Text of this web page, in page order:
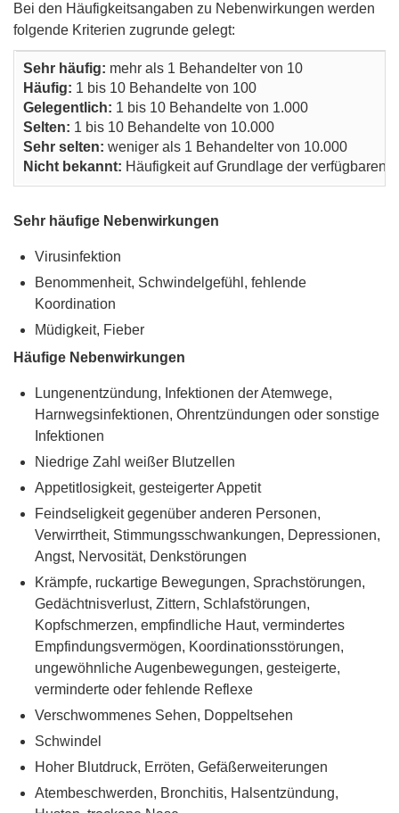
Bei den Häufigkeitsangaben zu Nebenwirkungen werden
folgende Kriterien zugrunde gelegt:
Sehr häufig: mehr als 1 Behandelter von 10
Häufig: 1 bis 10 Behandelte von 100
Gelegentlich: 1 bis 10 Behandelte von 1.000
Selten: 1 bis 10 Behandelte von 10.000
Sehr selten: weniger als 1 Behandelter von 10.000
Nicht bekannt: Häufigkeit auf Grundlage der verfügbaren
Sehr häufige Nebenwirkungen
Virusinfektion
Benommenheit, Schwindelgefühl, fehlende
Koordination
Müdigkeit, Fieber
Häufige Nebenwirkungen
Lungenentzündung, Infektionen der Atemwege,
Harnwegsinfektionen, Ohrentzündungen oder sonstige
Infektionen
Niedrige Zahl weißer Blutzellen
Appetitlosigkeit, gesteigerter Appetit
Feindseligkeit gegenüber anderen Personen,
Verwirrtheit, Stimmungsschwankungen, Depressionen,
Angst, Nervosität, Denkstörungen
Krämpfe, ruckartige Bewegungen, Sprachstörungen,
Gedächtnisverlust, Zittern, Schlafstörungen,
Kopfschmerzen, empfindliche Haut, vermindertes
Empfindungsvermögen, Koordinationsstörungen,
ungewöhnliche Augenbewegungen, gesteigerte,
verminderte oder fehlende Reflexe
Verschwommenes Sehen, Doppeltsehen
Schwindel
Hoher Blutdruck, Erröten, Gefäßerweiterungen
Atembeschwerden, Bronchitis, Halsentzündung,